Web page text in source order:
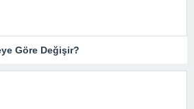
Göre Değişir?